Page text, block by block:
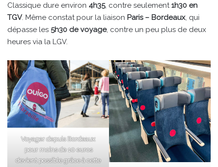
Classique dure environ 4h35, contre seulement1h30 en
TGV. Même constat pour la liaison Paris – Bordeaux, qui
dépasse les 5h30 de voyage, contre un peu plus de deux
heures via la LGV.
Voyager depuis Bordeaux
pour moins de 10 euros
devient possible grâce à cette